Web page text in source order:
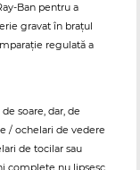
Ban pentru a
gravat în brațul
regulată a
soare, dar, de
/ ochelari de vedere
de tocilar sau
complete nu lipsesc